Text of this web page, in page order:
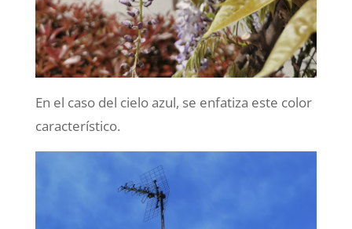
En el caso del cielo azul, se enfatiza este color
característico.